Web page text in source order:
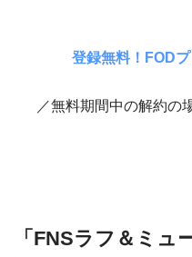
登録無料！FOD
／無料期間中の解約の
「FNSラフ＆ミュ